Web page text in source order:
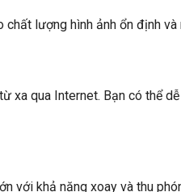
lượng hình ảnh ổn định và
xa qua Internet. Bạn có thể
với khả năng xoay và thu